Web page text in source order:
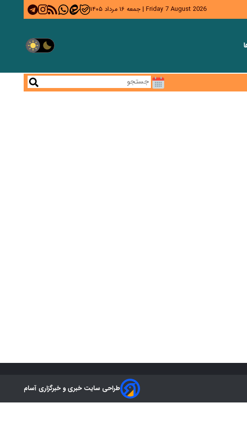
Friday 7 August 2026
| جمعه ۱۶ مرداد ۱۴۰۵
طراحی سایت خبری و خبرگزاری آسام